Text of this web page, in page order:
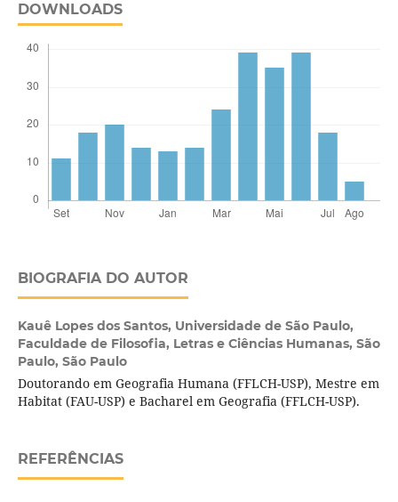
DOWNLOADS
BIOGRAFIA DO AUTOR
Kauê Lopes dos Santos, Universidade de São Paulo,
Faculdade de Filosofia, Letras e Ciências Humanas, São
Paulo, São Paulo
Doutorando em Geografia Humana (FFLCH-USP), Mestre em
Habitat (FAU-USP) e Bacharel em Geografia (FFLCH-USP).
REFERÊNCIAS